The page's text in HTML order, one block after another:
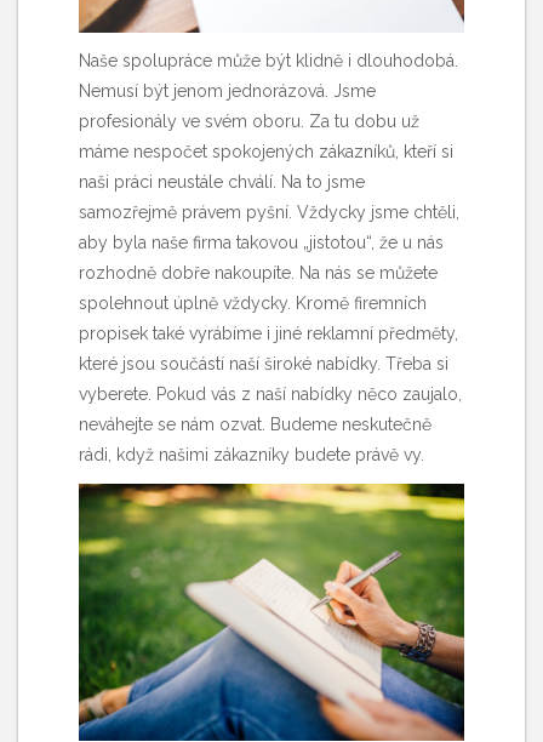
Naše spolupráce může být klidně i dlouhodobá.
Nemusí být jenom jednorázová. Jsme
profesionály ve svém oboru. Za tu dobu už
máme nespočet spokojených zákazníků, kteří si
naši práci neustále chválí. Na to jsme
samozřejmě právem pyšní. Vždycky jsme chtěli,
aby byla naše firma takovou „jistotou“, že u nás
rozhodně dobře nakoupíte. Na nás se můžete
spolehnout úplně vždycky. Kromě firemních
propisek také vyrábíme i jiné reklamní předměty,
které jsou součástí naší široké nabídky. Třeba si
vyberete. Pokud vás z naší nabídky něco zaujalo,
neváhejte se nám ozvat. Budeme neskutečně
rádi, když našimi zákazníky budete právě vy.